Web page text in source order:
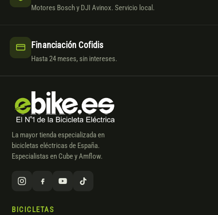
Motores Bosch y DJI Avinox. Servicio local.
Financiación Cofidis
Hasta 24 meses, sin intereses.
La mayor tienda especializada en
bicicletas eléctricas de España.
Especialistas en Cube y Amflow.
BICICLETAS